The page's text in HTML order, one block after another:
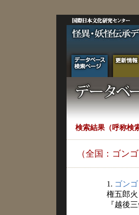
検索結果（呼称検
（全国：ゴン
1. ゴン
権五郎火
『越後